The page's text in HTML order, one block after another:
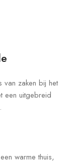
van zaken bij het
een uitgebreid
warme thuis,